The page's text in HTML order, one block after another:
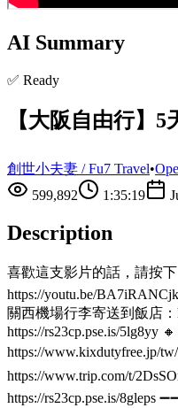
AI Summary
✅ Ready
【大阪自由行】
創世小夫妻 / Fu7 Travel•
599,892
1:35:19
Description
喜歡這支影片的話，請按下
https://youtu.be/
關西機場行李寄送到飯店：
https://rs23cp.pse.is/5lg8yy
https://www.kixdutyfree.jp/
https://www.trip.com/t/
https://rs23cp.pse.is/